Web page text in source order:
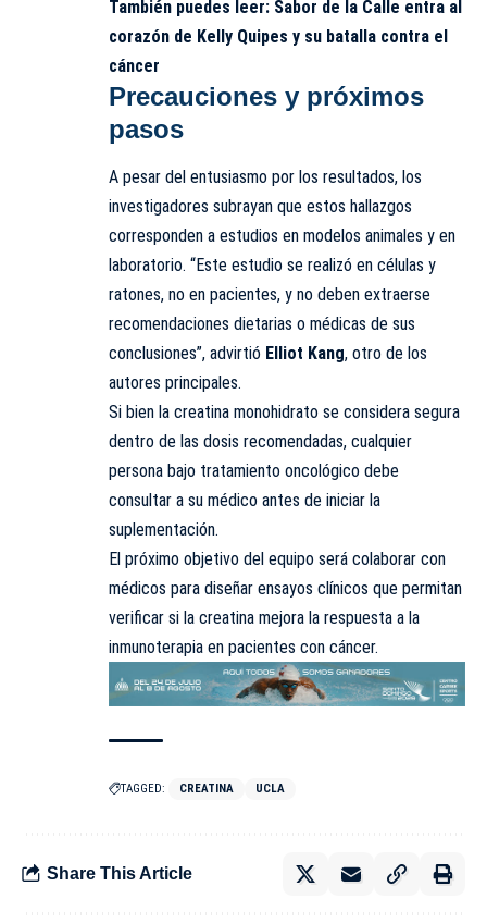
También puedes leer: Sabor de la Calle entra al
corazón de Kelly Quipes y su batalla contra el
cáncer
Precauciones y próximos
pasos
A pesar del entusiasmo por los resultados, los
investigadores subrayan que estos hallazgos
corresponden a estudios en modelos animales y en
laboratorio. “Este estudio se realizó en células y
ratones, no en pacientes, y no deben extraerse
recomendaciones dietarias o médicas de sus
conclusiones”, advirtió Elliot Kang, otro de los
autores principales.
Si bien la creatina monohidrato se considera segura
dentro de las dosis recomendadas, cualquier
persona bajo tratamiento oncológico debe
consultar a su médico antes de iniciar la
suplementación.
El próximo objetivo del equipo será colaborar con
médicos para diseñar ensayos clínicos que permitan
verificar si la creatina mejora la respuesta a la
inmunoterapia en pacientes con cáncer.
TAGGED: CREATINA UCLA
Share This Article